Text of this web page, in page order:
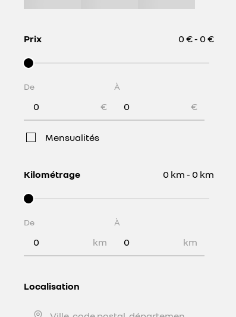
Prix 0 € - 0 €
De
€
À
€
Mensualités
Kilométrage 0 km - 0 km
De
km
À
km
Localisation